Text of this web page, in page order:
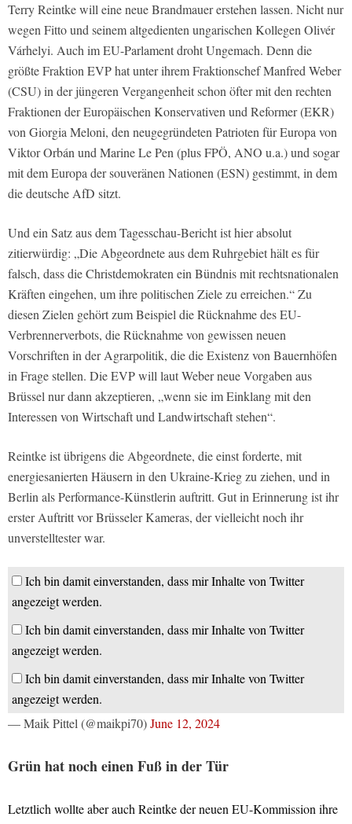
Terry Reintke will eine neue Brandmauer erstehen lassen. Nicht nur
wegen Fitto und seinem altgedienten ungarischen Kollegen Olivér
Várhelyi. Auch im EU-Parlament droht Ungemach. Denn die
größte Fraktion EVP hat unter ihrem Fraktionschef Manfred Weber
(CSU) in der jüngeren Vergangenheit schon öfter mit den rechten
Fraktionen der Europäischen Konservativen und Reformer (EKR)
von Giorgia Meloni, den neugegründeten Patrioten für Europa von
Viktor Orbán und Marine Le Pen (plus FPÖ, ANO u.a.) und sogar
mit dem Europa der souveränen Nationen (ESN) gestimmt, in dem
die deutsche AfD sitzt.
Und ein Satz aus dem Tagesschau-Bericht ist hier absolut
zitierwürdig: „Die Abgeordnete aus dem Ruhrgebiet hält es für
falsch, dass die Christdemokraten ein Bündnis mit rechtsnationalen
Kräften eingehen, um ihre politischen Ziele zu erreichen.“ Zu
diesen Zielen gehört zum Beispiel die Rücknahme des EU-
Verbrennerverbots, die Rücknahme von gewissen neuen
Vorschriften in der Agrarpolitik, die die Existenz von Bauernhöfen
in Frage stellen. Die EVP will laut Weber neue Vorgaben aus
Brüssel nur dann akzeptieren, „wenn sie im Einklang mit den
Interessen von Wirtschaft und Landwirtschaft stehen“.
Reintke ist übrigens die Abgeordnete, die einst forderte, mit
energiesanierten Häusern in den Ukraine-Krieg zu ziehen, und in
Berlin als Performance-Künstlerin auftritt. Gut in Erinnerung ist ihr
erster Auftritt vor Brüsseler Kameras, der vielleicht noch ihr
unverstelltester war.
Ich bin damit einverstanden, dass mir Inhalte von Twitter
angezeigt werden.
Ich bin damit einverstanden, dass mir Inhalte von Twitter
angezeigt werden.
Ich bin damit einverstanden, dass mir Inhalte von Twitter
angezeigt werden.
— Maik Pittel (@maikpi70)June 12, 2024
Grün hat noch einen Fuß in der Tür
Letztlich wollte aber auch Reintke der neuen EU-Kommission ihre